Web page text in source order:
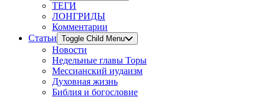
ТЕГИ
ЛОНГРИДЫ
Комментарии
Статьи Toggle Child Menu
Новости
Недельные главы Торы
Мессианский иудаизм
Духовная жизнь
Библия и богословие